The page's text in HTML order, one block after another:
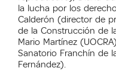
la lucha por los
Calderón (director de
de la Construcción de
Mario Martínez
Sanatorio Franchín de
Fernández).